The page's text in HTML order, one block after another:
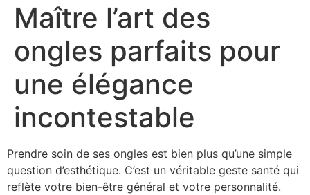
Maître l’art des
ongles parfaits pour
une élégance
incontestable
Prendre soin de ses ongles est bien plus qu’une simple
question d’esthétique. C’est un véritable geste santé qui
reflète votre bien-être général et votre personnalité.